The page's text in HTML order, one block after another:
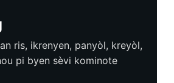
ris, ikrenyen, panyòl, kreyòl,
pi byen sèvi kominote